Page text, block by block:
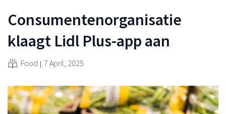
Consumentenorganisatie
klaagt Lidl Plus-app aan
Food 7 April, 2025